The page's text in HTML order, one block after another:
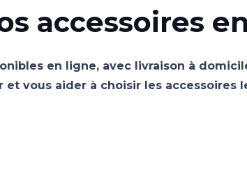
accessoires
en ligne, avec livraison à
vous aider à choisir les accessoires